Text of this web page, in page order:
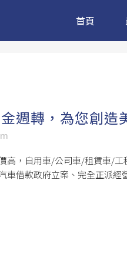
首頁
週轉，為您創造
高，自用車/公司車/租賃車/
借款政府立案、完全正派經